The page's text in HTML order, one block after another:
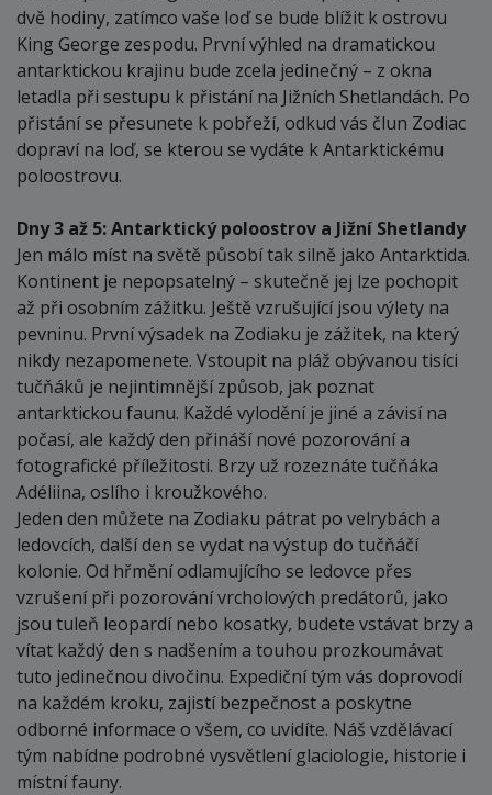
dvě hodiny, zatímco vaše loď se bude blížit k ostrovu
King George zespodu. První výhled na dramatickou
antarktickou krajinu bude zcela jedinečný – z okna
letadla při sestupu k přistání na Jižních Shetlandách. Po
přistání se přesunete k pobřeží, odkud vás člun Zodiac
dopraví na loď, se kterou se vydáte k Antarktickému
poloostrovu.
Dny 3 až 5: Antarktický poloostrov a Jižní Shetlandy
Jen málo míst na světě působí tak silně jako Antarktida.
Kontinent je nepopsatelný – skutečně jej lze pochopit
až při osobním zážitku. Ještě vzrušující jsou výlety na
pevninu. První výsadek na Zodiaku je zážitek, na který
nikdy nezapomenete. Vstoupit na pláž obývanou tisíci
tučňáků je nejintimnější způsob, jak poznat
antarktickou faunu. Každé vylodění je jiné a závisí na
počasí, ale každý den přináší nové pozorování a
fotografické příležitosti. Brzy už rozeznáte tučňáka
Adéliina, oslího i kroužkového.
Jeden den můžete na Zodiaku pátrat po velrybách a
ledovcích, další den se vydat na výstup do tučňáčí
kolonie. Od hřmění odlamujícího se ledovce přes
vzrušení při pozorování vrcholových predátorů, jako
jsou tuleň leopardí nebo kosatky, budete vstávat brzy a
vítat každý den s nadšením a touhou prozkoumávat
tuto jedinečnou divočinu. Expediční tým vás doprovodí
na každém kroku, zajistí bezpečnost a poskytne
odborné informace o všem, co uvidíte. Náš vzdělávací
tým nabídne podrobné vysvětlení glaciologie, historie i
místní fauny.